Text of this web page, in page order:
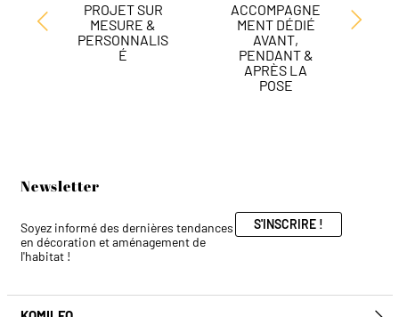
PROJET SUR
MESURE &
PERSONNALIS
É
ACCOMPAGNE
MENT DÉDIÉ
AVANT,
PENDANT &
APRÈS LA
POSE
Newsletter
Soyez informé des dernières tendances
en décoration et aménagement de
l'habitat !
S'INSCRIRE !